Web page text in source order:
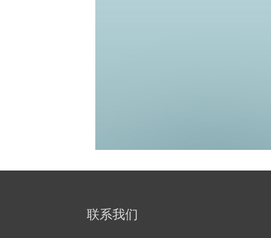
联系我们